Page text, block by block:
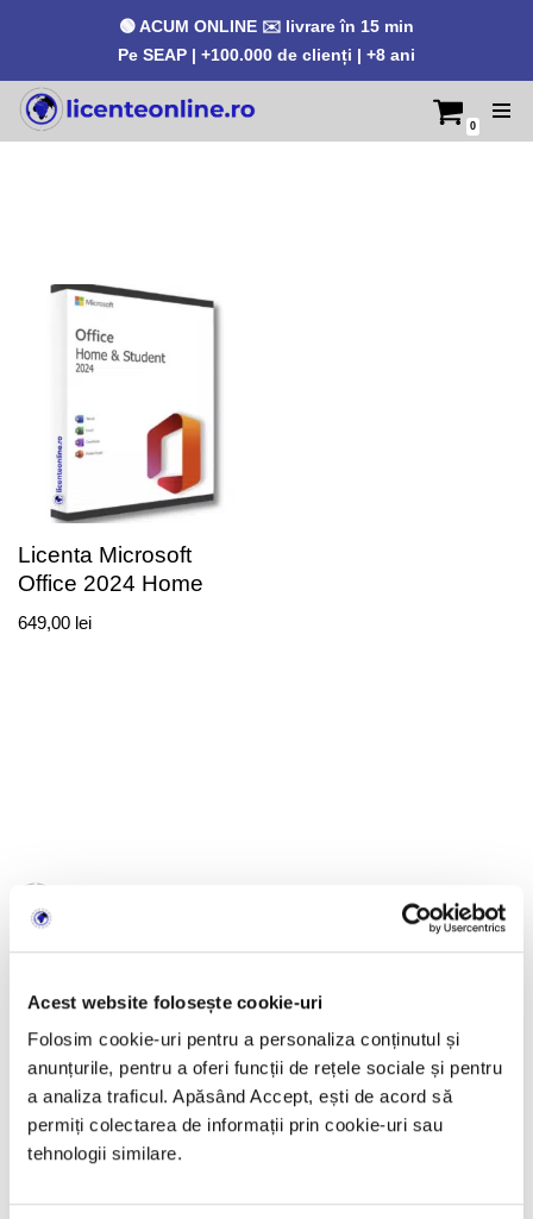
Acest website folosește cookie-uri
Folosim cookie-uri pentru a personaliza conținutul și
anunțurile, pentru a oferi funcții de rețele sociale și pentru
a analiza traficul. Apăsând Accept, ești de acord să
permiți colectarea de informații prin cookie-uri sau
tehnologii similare.
🟢 ACUM ONLINE ✉️ livrare în 15 min
Pe SEAP | +100.000 de clienți | +8 ani
Sari
0
Licenta Microsoft
Office 2024 Home
649,00 lei
Produsele sunt livrate exclusiv în format digital prin email.
LicenteOnline.ro este operat de LICENTEDIGITALE SRL
CUI: 43282860
Nr. Reg. Com.: J05/2034/2020
Adresă: Beiuș, Jud. Bihor, România